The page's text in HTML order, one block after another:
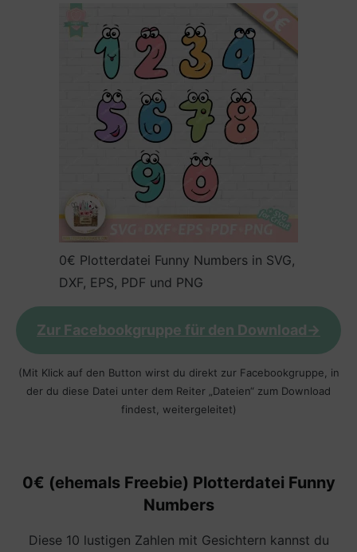
0€ Plotterdatei Funny Numbers in SVG,
DXF, EPS, PDF und PNG
Zur Facebookgruppe für den Download->
(Mit Klick auf den Button wirst du direkt zur Facebookgruppe, in
der du diese Datei unter dem Reiter „Dateien“ zum Download
findest, weitergeleitet)
0€ (ehemals Freebie) Plotterdatei Funny
Numbers
Diese 10 lustigen Zahlen mit Gesichtern kannst du